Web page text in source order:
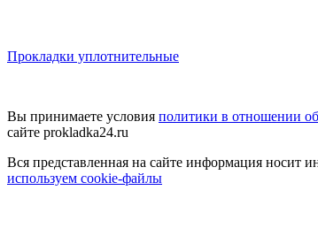
Прокладки уплотнительные
Вы принимаете условия политики в отношении
сайте prokladka24.ru
Вся представленная на сайте информация носит
используем cookie-файлы